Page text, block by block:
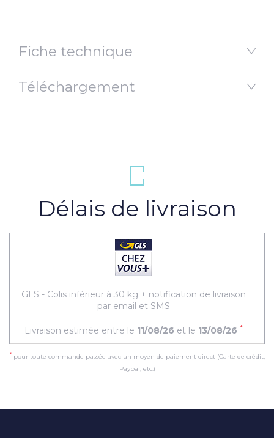
Fiche technique
Téléchargement
Délais de livraison
GLS - Colis inférieur à 30 kg + notification de livraison
par email et SMS
Livraison estimée entre le 11/08/26 et le 13/08/26 *
*pour toute commande passée avec un moyen de paiement direct (Carte de crédit,
Paypal, etc.)